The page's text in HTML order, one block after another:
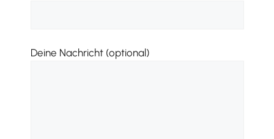
Deine Nachricht (optional)